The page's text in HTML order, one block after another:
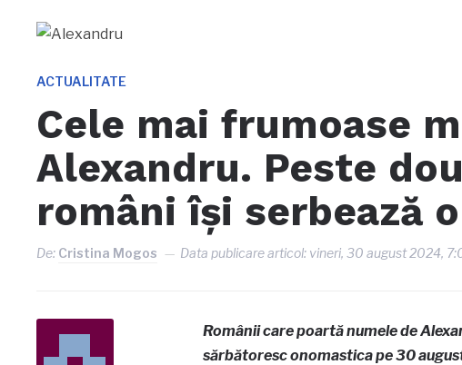
ACTUALITATE
Cele mai frumoase
Alexandru. Peste
români își serbează
De: Cristina Mogos Data publicare articol: vineri, 30 august 2024,
Românii care poartă numele de
sărbătoresc onomastica pe 30